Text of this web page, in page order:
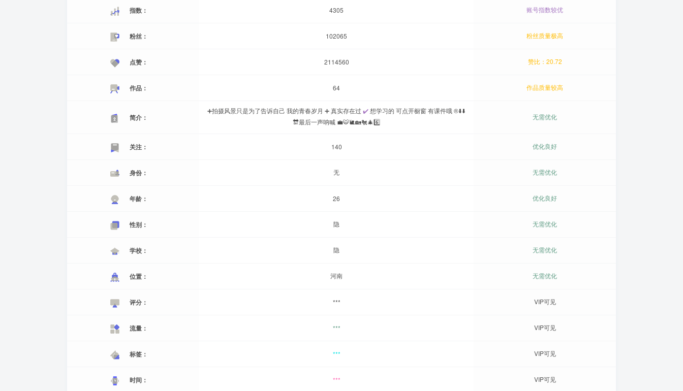
指数： 4305 账号指数较优
粉丝： 102065 粉丝质量极高
点赞： 2114560 赞比：20.72
作品： 64 作品质量较高
简介：
➕拍摄风景只是为了告诉自己 我的青春岁月 ➕ 真实存在过 ✔️ 想学习的 可点开橱窗 有课件哦 ®️⬇️⬇️
🔛最后一声呐喊 💼🐯🐌🏡🐔🎄6️⃣
无需优化
关注： 140 优化良好
身份： 无 无需优化
年龄： 26 优化良好
性别： 隐 无需优化
学校： 隐 无需优化
位置： 河南 无需优化
评分： *** VIP可见
流量： *** VIP可见
标签： *** VIP可见
时间： *** VIP可见